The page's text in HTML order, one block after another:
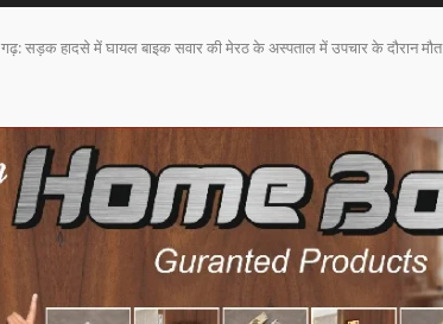
गढ़: सड़क हादसे में घायल बाइक सवार की मेरठ के अस्पताल में उपचार के दौरान मौत